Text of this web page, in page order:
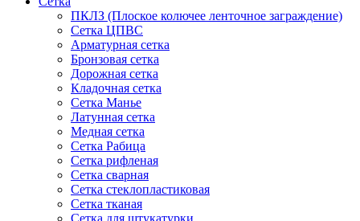
ПКЛЗ (Плоское колючее ленточное заграждение)
Сетка ЦПВС
Арматурная сетка
Бронзовая сетка
Дорожная сетка
Кладочная сетка
Сетка Манье
Латунная сетка
Медная сетка
Сетка Рабица
Сетка рифленая
Сетка сварная
Сетка стеклопластиковая
Сетка тканая
Сетка для штукатурки